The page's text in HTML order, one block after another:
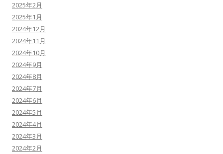
2025年2月
2025年1月
2024年12月
2024年11月
2024年10月
2024年9月
2024年8月
2024年7月
2024年6月
2024年5月
2024年4月
2024年3月
2024年2月